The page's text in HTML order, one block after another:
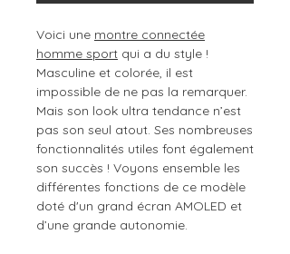
Voici une montre connectée
homme sport qui a du style !
Masculine et colorée, il est
impossible de ne pas la remarquer.
Mais son look ultra tendance n’est
pas son seul atout. Ses nombreuses
fonctionnalités utiles font également
son succès ! Voyons ensemble les
différentes fonctions de ce modèle
doté d'un grand écran AMOLED et
d’une grande autonomie.